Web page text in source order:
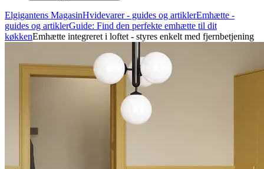
Elgigantens MagasinHvidevarer - guides og artiklerEmhætte -
guides og artiklerGuide: Find den perfekte emhætte til dit
køkkenEmhætte integreret i loftet - styres enkelt med fjernbetjening